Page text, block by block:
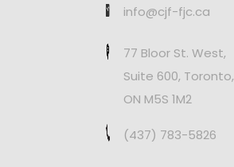
info@cjf-fjc.ca
77 Bloor St. West,
Suite 600, Toronto,
ON M5S 1M2
(437) 783-5826